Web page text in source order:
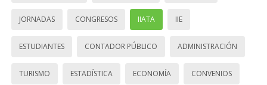
JORNADAS CONGRESOS IIATA IIE
ESTUDIANTES CONTADOR PÚBLICO ADMINISTRACIÓN
TURISMO ESTADÍSTICA ECONOMÍA CONVENIOS